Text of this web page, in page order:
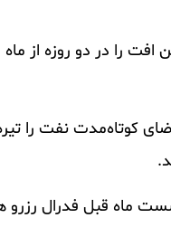
را در دو روزه از
چشم‌انداز تقاضای
ماه قبل فدرال